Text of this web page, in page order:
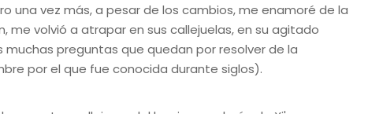
una vez más, a pesar de los cambios, me enamoré de la
me volvió a atrapar en sus callejuelas, en su agitado
preguntas que quedan por resolver de la
por el que fue conocida durante siglos).